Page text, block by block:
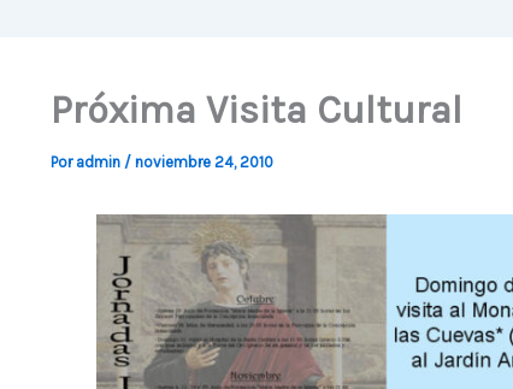
Próxima Visita Cultural
Por admin / noviembre 24, 2010